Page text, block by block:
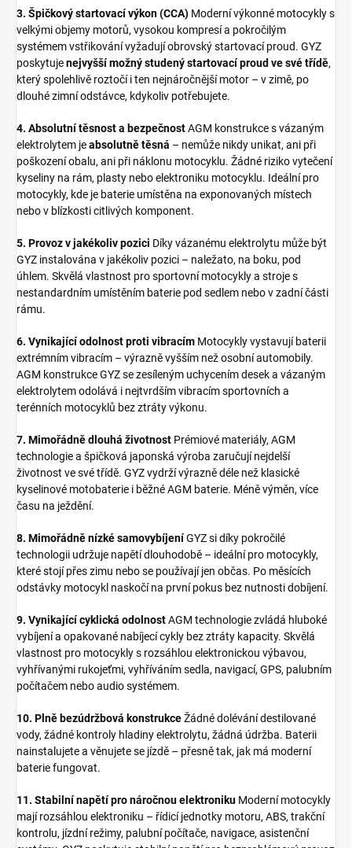
3. Špičkový startovací výkon (CCA) Moderní výkonné motocykly s
velkými objemy motorů, vysokou kompresí a pokročilým
systémem vstřikování vyžadují obrovský startovací proud. GYZ
poskytujenejvyšší možný studený startovací proud ve své třídě,
který spolehlivě roztočí i ten nejnáročnější motor – v zimě, po
dlouhé zimní odstávce, kdykoliv potřebujete.
4. Absolutní těsnost a bezpečnostAGM konstrukce s vázaným
elektrolytem jeabsolutně těsná – nemůže nikdy unikat, ani při
poškození obalu, ani při náklonu motocyklu. Žádné riziko vytečení
kyseliny na rám, plasty nebo elektroniku motocyklu. Ideální pro
motocykly, kde je baterie umístěna na exponovaných místech
nebo v blízkosti citlivých komponent.
5. Provoz v jakékoliv pozici Díky vázanému elektrolytu může být
GYZ instalována v jakékoliv pozici – naležato, na boku, pod
úhlem. Skvělá vlastnost pro sportovní motocykly a stroje s
nestandardním umístěním baterie pod sedlem nebo v zadní části
rámu.
6. Vynikající odolnost proti vibracím Motocykly vystavují baterii
extrémním vibracím – výrazně vyšším než osobní automobily.
AGM konstrukce GYZ se zesíleným uchycením desek a vázaným
elektrolytem odolává i nejtvrdším vibracím sportovních a
terénních motocyklů bez ztráty výkonu.
7. Mimořádně dlouhá životnost Prémiové materiály, AGM
technologie a špičková japonská výroba zaručují nejdelší
životnost ve své třídě. GYZ vydrží výrazně déle než klasické
kyselinové motobaterie i běžné AGM baterie. Méně výměn, více
času na ježdění.
8. Mimořádně nízké samovybíjeníGYZ si díky pokročilé
technologii udržuje napětí dlouhodobě – ideální pro motocykly,
které stojí přes zimu nebo se používají jen občas. Po měsících
odstávky motocykl naskočí na první pokus bez nutnosti dobíjení.
9. Vynikající cyklická odolnostAGM technologie zvládá hluboké
vybíjení a opakované nabíjecí cykly bez ztráty kapacity. Skvělá
vlastnost pro motocykly s rozsáhlou elektronickou výbavou,
vyhřívanými rukojeťmi, vyhříváním sedla, navigací, GPS, palubním
počítačem nebo audio systémem.
10. Plně bezúdržbová konstrukceŽádné dolévání destilované
vody, žádné kontroly hladiny elektrolytu, žádná údržba. Baterii
nainstalujete a věnujete se jízdě – přesně tak, jak má moderní
baterie fungovat.
11. Stabilní napětí pro náročnou elektroniku Moderní motocykly
mají rozsáhlou elektroniku – řídicí jednotky motoru, ABS, trakční
kontrolu, jízdní režimy, palubní počítače, navigace, asistenční